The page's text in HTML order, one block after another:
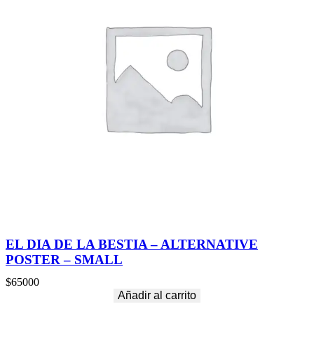
EL DIA DE LA BESTIA – ALTERNATIVE
POSTER – SMALL
$65000
Añadir al carrito